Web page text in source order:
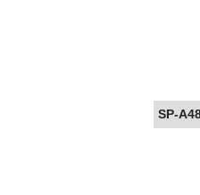
SP-